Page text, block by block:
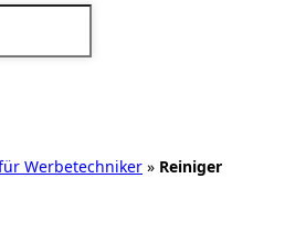
Werbetechniker » Reiniger